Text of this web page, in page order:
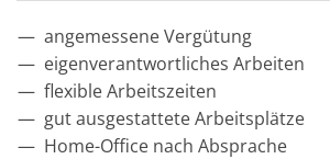
angemessene Vergütung
eigenverantwortliches Arbeiten
flexible Arbeitszeiten
gut ausgestattete Arbeitsplätze
Home-Office nach Absprache